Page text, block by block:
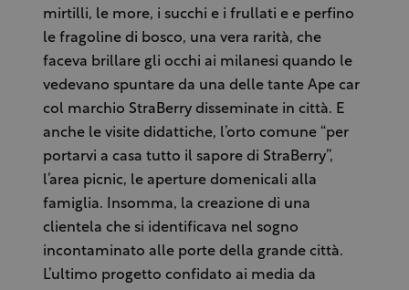
mirtilli, le more, i succhi e i frullati e e perfino
le fragoline di bosco, una vera rarità, che
faceva brillare gli occhi ai milanesi quando le
vedevano spuntare da una delle tante Ape car
col marchio StraBerry disseminate in città. E
anche le visite didattiche, l’orto comune “per
portarvi a casa tutto il sapore di StraBerry”,
l’area picnic, le aperture domenicali alla
famiglia. Insomma, la creazione di una
clientela che si identificava nel sogno
incontaminato alle porte della grande città.
L’ultimo progetto confidato ai media da